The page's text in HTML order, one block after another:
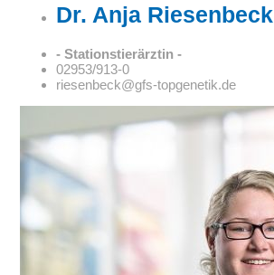
Dr. Anja Riesenbeck
- Stationstierärztin -
02953/913-0
riesenbeck@gfs-topgenetik.de